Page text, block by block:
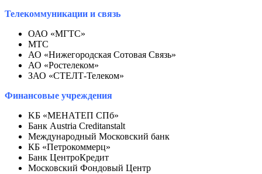
Телекоммуникации и связь
ОАО «МГТС»
МТС
АО «Нижегородская Сотовая Связь»
АО «Ростелеком»
ЗАО «СТЕЛТ-Телеком»
Финансовые учреждения
KБ «МЕНАТЕП СПб»
Банк Austria Creditanstalt
Международный Московский банк
КБ «Петрокоммерц»
Банк ЦентроКредит
Московский Фондовый Центр